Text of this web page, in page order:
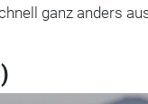
ganz anders